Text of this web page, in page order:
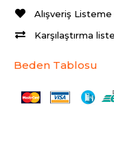
Alışveriş Listeme
Karşılaştırma
Beden Tablosu